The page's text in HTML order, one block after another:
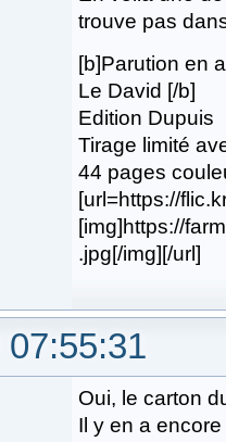
trouve pas
[b]Parution en
Le David [/b]
Edition Dupuis
Tirage limité
44 pages
[url=https://
[img]https://
.jpg[/img][/url]
Oui, le carton
Il y en a